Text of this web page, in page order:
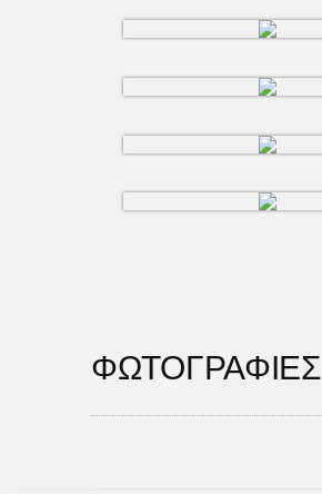
ΦΩΤΟΓΡΑΦΙΕΣ